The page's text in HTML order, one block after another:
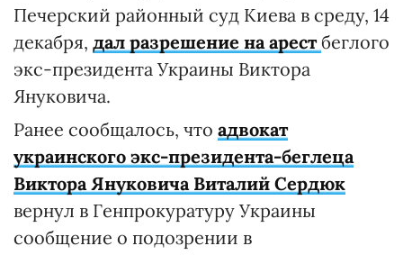
Печерский районный суд Киева в среду, 14
декабря, дал разрешение на арестбеглого
экс-президента Украины Виктора
Януковича.
Ранее сообщалось, что адвокат
украинского экс-президента-беглеца
Виктора Януковича Виталий Сердюк
вернул в Генпрокуратуру Украины
сообщение о подозрении в